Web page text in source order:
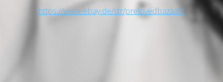
https://www.ebay.de/str/prelovedbazaar1